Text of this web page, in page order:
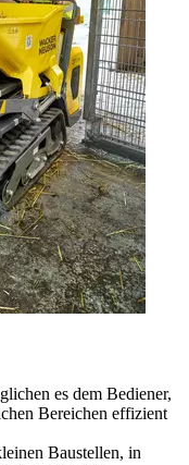
es dem Bediener,
Bereichen effizient
Baustellen, in